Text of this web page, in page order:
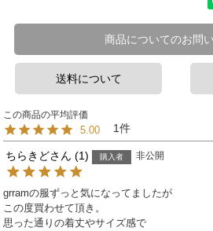
商品についてのお問
送料について
5.00 1
ちらきど 1 購入者 非公開
grramの服ずっと気になってましたが
この度買わせて頂き。
思った通りの着丈やサイズ感で